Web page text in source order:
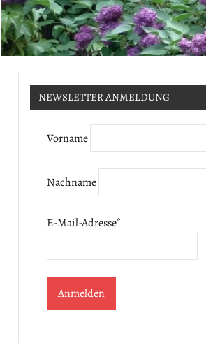
NEWSLETTER ANMELDUNG
Vorname
Nachname
E-Mail-Adresse*